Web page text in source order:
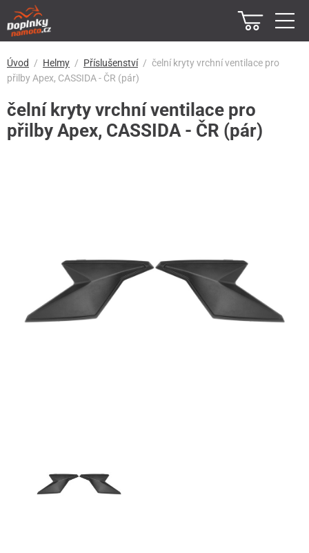
Úvod Helmy Příslušenství
čelní kryty vrchní ventilace pro
přilby Apex, CASSIDA - ČR (pár)
čelní kryty vrchní ventilace pro
přilby Apex, CASSIDA - ČR (pár)